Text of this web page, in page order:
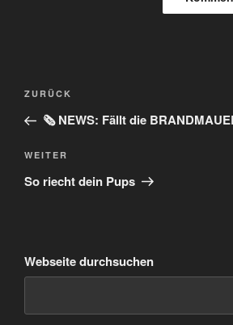
Beitragsnavigation
Vorheriger
Beitrag
ZURÜCK
🗞️ NEWS: Fällt die
Nächster
Beitrag
WEITER
So riecht dein Pups
Webseite durchsuchen